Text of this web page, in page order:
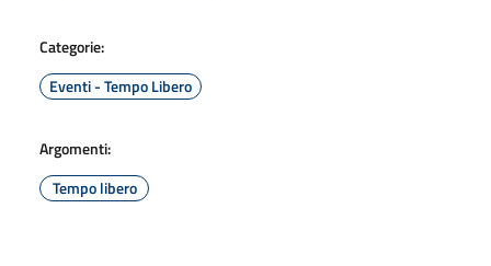
Categorie:
Eventi - Tempo Libero
Argomenti:
Tempo libero